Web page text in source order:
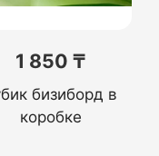
1 850 ₸
бизиборд в
коробке